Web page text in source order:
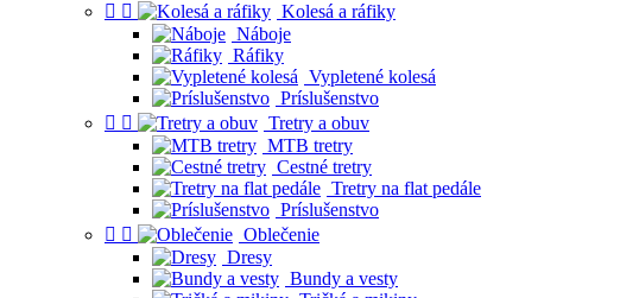
 
Kolesá a ráfiky
Náboje
Ráfiky
Vypletené kolesá
Príslušenstvo
 
Tretry a obuv
MTB tretry
Cestné tretry
Tretry na flat pedále
Príslušenstvo
 
Oblečenie
Dresy
Bundy a vesty